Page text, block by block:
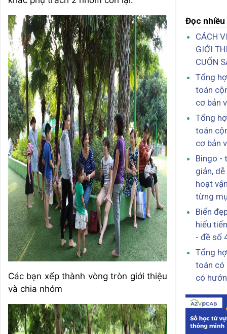
Các bạn xếp thành vòng tròn giới thiệu
và chia nhóm
Đọc nhiều
CÁCH
GIỚI
CUỐN
Tổng
toán
cơ bản
Tổng
toán
cơ bản
Bingo -
giản,
hoạt
từng
Biển
hiểu
- đề số
Tổng
toán có
có